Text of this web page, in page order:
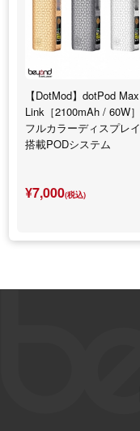
【DotMod】dotPod Max
Link［2100mAh / 60W］
フルカラーディスプレイ
搭載PODシステム
¥7,000(税込)